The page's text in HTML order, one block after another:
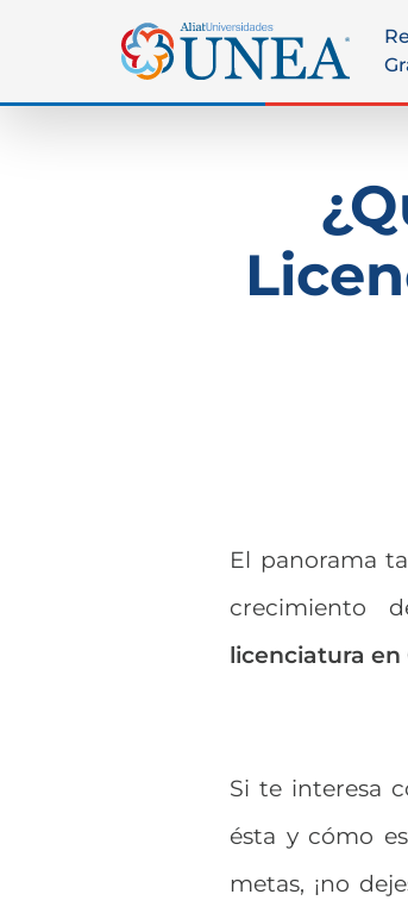
El panorama
crecimiento
licenciatura
Si te interesa
ésta y cómo
metas, ¡no